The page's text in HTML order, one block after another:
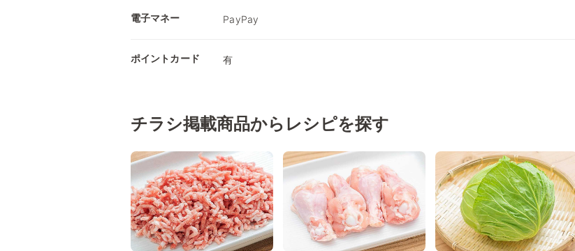
電子マネー PayPay
ポイントカード 有
チラシ掲載商品からレシピを探す